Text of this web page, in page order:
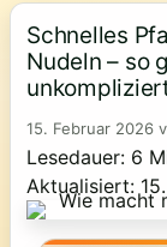
Schnelles
Nudeln – so
15. Februar 2026
Lesedauer: 6
Aktualisiert: